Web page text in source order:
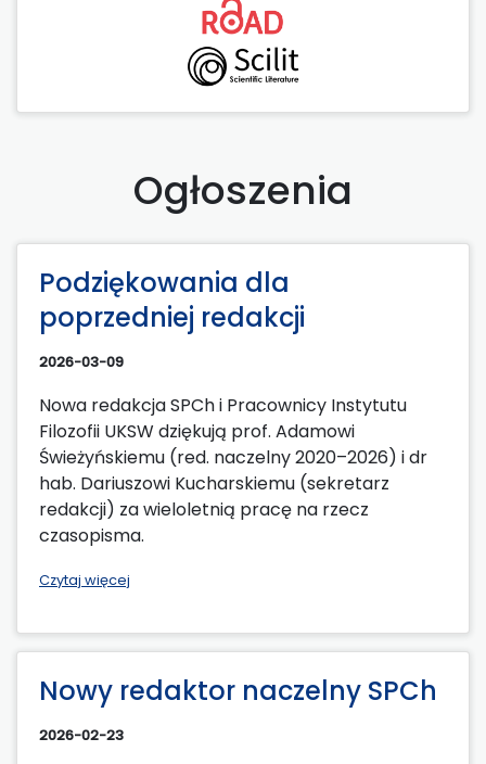
Ogłoszenia
Podziękowania dla
poprzedniej redakcji
2026-03-09
Nowa redakcja SPCh i Pracownicy Instytutu
Filozofii UKSW dziękują prof. Adamowi
Świeżyńskiemu (red. naczelny 2020–2026) i dr
hab. Dariuszowi Kucharskiemu (sekretarz
redakcji) za wieloletnią pracę na rzecz
czasopisma.
Czytaj więcej
Nowy redaktor naczelny SPCh
2026-02-23